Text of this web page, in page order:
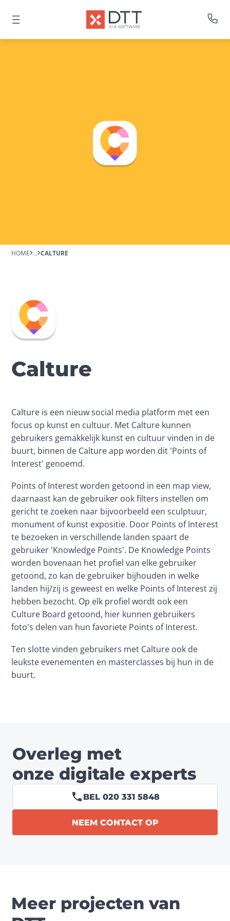
HOME ... CALTURE
Calture
Calture is een nieuw social media platform met een
focus op kunst en cultuur. Met Calture kunnen
gebruikers gemakkelijk kunst en cultuur vinden in de
buurt, binnen de Calture app worden dit 'Points of
Interest' genoemd.
Points of Interest worden getoond in een map view,
daarnaast kan de gebruiker ook filters instellen om
gericht te zoeken naar bijvoorbeeld een sculptuur,
monument of kunst expositie. Door Points of Interest
te bezoeken in verschillende landen spaart de
gebruiker 'Knowledge Points'. De Knowledge Points
worden bovenaan het profiel van elke gebruiker
getoond, zo kan de gebruiker bijhouden in welke
landen hij/zij is geweest en welke Points of Interest zij
hebben bezocht. Op elk profiel wordt ook een
Culture Board getoond, hier kunnen gebruikers
foto's delen van hun favoriete Points of Interest.
Ten slotte vinden gebruikers met Calture ook de
leukste evenementen en masterclasses bij hun in de
buurt.
Overleg met
onze digitale experts
BEL 020 331 5848
NEEM CONTACT OP
Meer projecten van